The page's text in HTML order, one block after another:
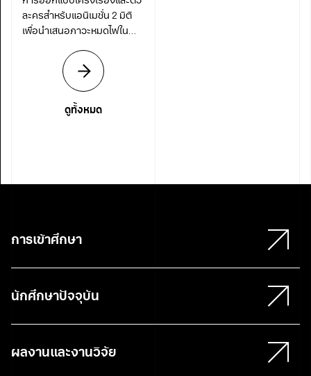
ละครสำหรับแอนิเมชั่น 2 มิติ
เพื่อนำเสนอภาวะหมดไฟใน
ดูทั้งหมด
การเข้าศึกษา
นักศึกษาปัจจุบัน
ผลงานและงานวิจัย